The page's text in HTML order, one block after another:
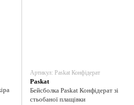
Артикул: Paskat Конфідерат
Paskat
Бейсболка Paskat Конфідерат зі
стьобаної плащівки